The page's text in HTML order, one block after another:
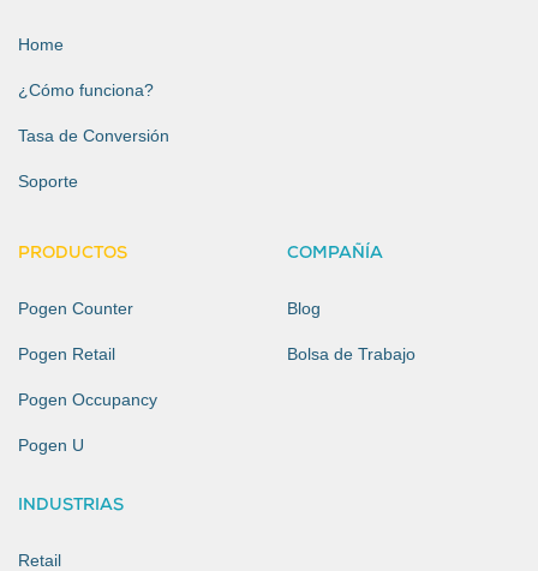
Home
¿Cómo funciona?
Tasa de Conversión
Soporte
PRODUCTOS
Pogen Counter
Pogen Retail
Pogen Occupancy
Pogen U
INDUSTRIAS
Retail
COMPAÑÍA
Blog
Bolsa de Trabajo